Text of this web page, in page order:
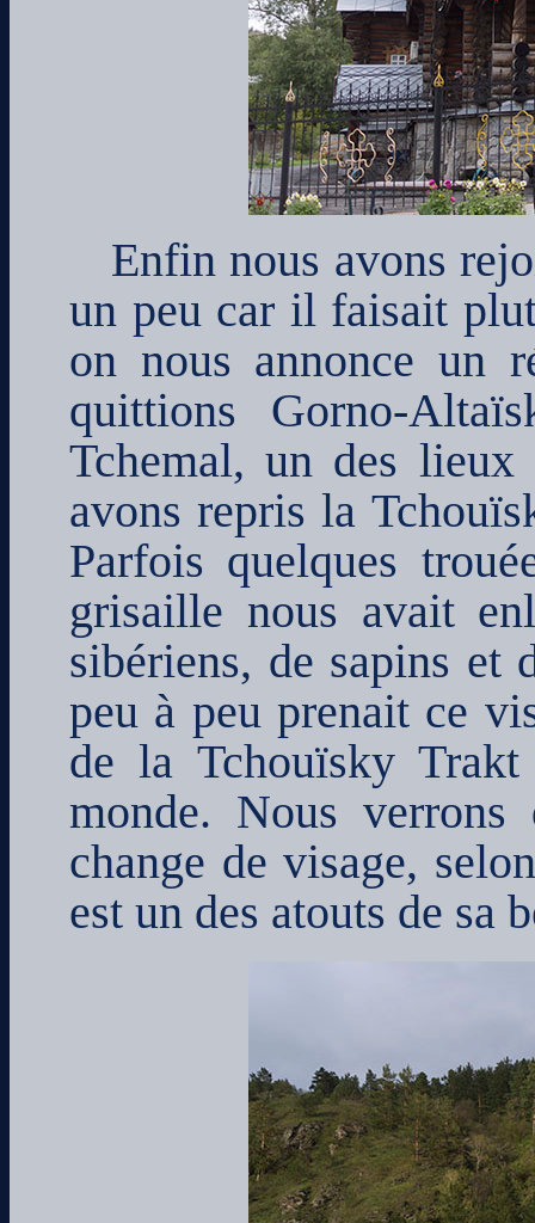
Enfin nous avons
un peu car il faisait
on nous annonce un
quittions Gorno-
Tchemal, un des
avons repris la
Parfois quelques
grisaille nous avait
sibériens, de sapins et
peu à peu prenait ce
de la Tchouïsky
monde. Nous
change de visage,
est un des atouts de sa